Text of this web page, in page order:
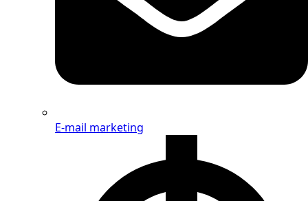
E-mail marketing